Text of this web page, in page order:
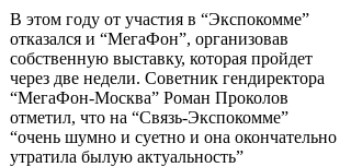
В этом году от участия в “Экспокомме”
отказался и “МегаФон”, организовав
собственную выставку, которая пройдет
через две недели. Советник гендиректора
“МегаФон-Москва” Роман Проколов
отметил, что на “Связь-Экспокомме”
“очень шумно и суетно и она окончательно
утратила былую актуальность”